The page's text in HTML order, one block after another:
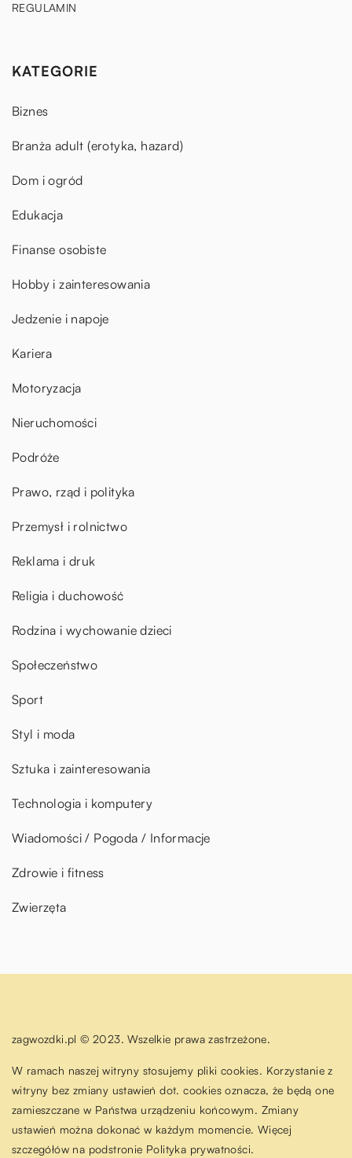
REGULAMIN
KATEGORIE
Biznes
Branża adult (erotyka, hazard)
Dom i ogród
Edukacja
Finanse osobiste
Hobby i zainteresowania
Jedzenie i napoje
Kariera
Motoryzacja
Nieruchomości
Podróże
Prawo, rząd i polityka
Przemysł i rolnictwo
Reklama i druk
Religia i duchowość
Rodzina i wychowanie dzieci
Społeczeństwo
Sport
Styl i moda
Sztuka i zainteresowania
Technologia i komputery
Wiadomości / Pogoda / Informacje
Zdrowie i fitness
Zwierzęta
zagwozdki.pl © 2023. Wszelkie prawa zastrzeżone.
W ramach naszej witryny stosujemy pliki cookies. Korzystanie z
witryny bez zmiany ustawień dot. cookies oznacza, że będą one
zamieszczane w Państwa urządzeniu końcowym. Zmiany
ustawień można dokonać w każdym momencie. Więcej
szczegółów na podstronie Polityka prywatności.